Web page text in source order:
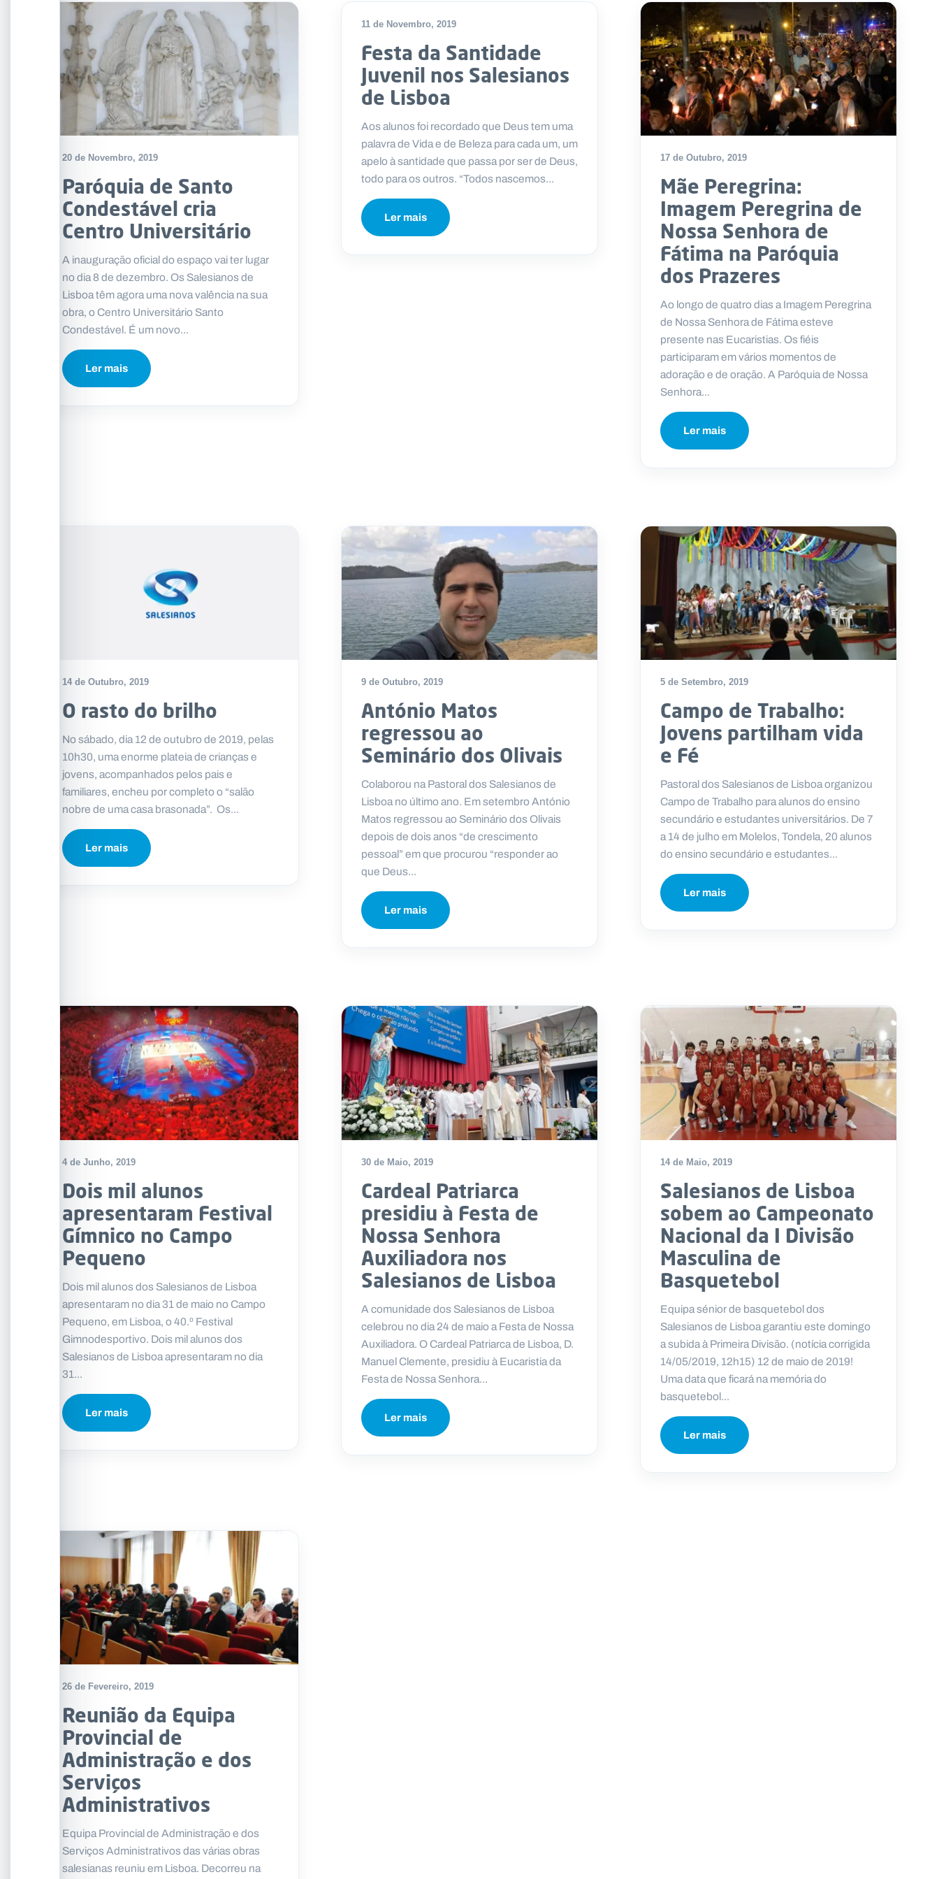
20 de Novembro, 2019
Paróquia de Santo
Condestável cria
Centro Universitário
A inauguração oficial do espaço vai ter lugar
no dia 8 de dezembro. Os Salesianos de
Lisboa têm agora uma nova valência na sua
obra, o Centro Universitário Santo
Condestável. É um novo...
Ler mais
11 de Novembro, 2019
Festa da Santidade
Juvenil nos Salesianos
de Lisboa
Aos alunos foi recordado que Deus tem uma
palavra de Vida e de Beleza para cada um, um
apelo à santidade que passa por ser de Deus,
todo para os outros. “Todos nascemos...
Ler mais
17 de Outubro, 2019
Mãe Peregrina:
Imagem Peregrina de
Nossa Senhora de
Fátima na Paróquia
dos Prazeres
Ao longo de quatro dias a Imagem Peregrina
de Nossa Senhora de Fátima esteve
presente nas Eucaristias. Os fiéis
participaram em vários momentos de
adoração e de oração. A Paróquia de Nossa
Senhora...
Ler mais
14 de Outubro, 2019
O rasto do brilho
No sábado, dia 12 de outubro de 2019, pelas
10h30, uma enorme plateia de crianças e
jovens, acompanhados pelos pais e
familiares, encheu por completo o “salão
nobre de uma casa brasonada”. Os...
Ler mais
9 de Outubro, 2019
António Matos
regressou ao
Seminário dos Olivais
Colaborou na Pastoral dos Salesianos de
Lisboa no último ano. Em setembro António
Matos regressou ao Seminário dos Olivais
depois de dois anos “de crescimento
pessoal” em que procurou “responder ao
que Deus...
Ler mais
5 de Setembro, 2019
Campo de Trabalho:
Jovens partilham vida
e Fé
Pastoral dos Salesianos de Lisboa organizou
Campo de Trabalho para alunos do ensino
secundário e estudantes universitários. De 7
a 14 de julho em Molelos, Tondela, 20 alunos
do ensino secundário e estudantes...
Ler mais
4 de Junho, 2019
Dois mil alunos
apresentaram Festival
Gímnico no Campo
Pequeno
Dois mil alunos dos Salesianos de Lisboa
apresentaram no dia 31 de maio no Campo
Pequeno, em Lisboa, o 40.º Festival
Gimnodesportivo. Dois mil alunos dos
Salesianos de Lisboa apresentaram no dia
31...
Ler mais
30 de Maio, 2019
Cardeal Patriarca
presidiu à Festa de
Nossa Senhora
Auxiliadora nos
Salesianos de Lisboa
A comunidade dos Salesianos de Lisboa
celebrou no dia 24 de maio a Festa de Nossa
Auxiliadora. O Cardeal Patriarca de Lisboa, D.
Manuel Clemente, presidiu à Eucaristia da
Festa de Nossa Senhora...
Ler mais
14 de Maio, 2019
Salesianos de Lisboa
sobem ao Campeonato
Nacional da I Divisão
Masculina de
Basquetebol
Equipa sénior de basquetebol dos
Salesianos de Lisboa garantiu este domingo
a subida à Primeira Divisão. (notícia corrigida
14/05/2019, 12h15) 12 de maio de 2019!
Uma data que ficará na memória do
basquetebol...
Ler mais
26 de Fevereiro, 2019
Reunião da Equipa
Provincial de
Administração e dos
Serviços
Administrativos
Equipa Provincial de Administração e dos
Serviços Administrativos das várias obras
salesianas reuniu em Lisboa. Decorreu na